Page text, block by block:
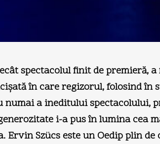
spectacolul finit de premieră,
în care regizorul, folosind în
a ineditului spectacolului,
i-a pus în lumina cea
Ervin Szücs este un Oedip plin